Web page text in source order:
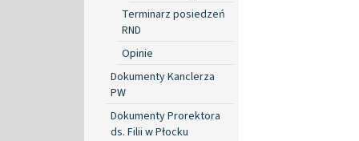
Terminarz posiedzeń
RND
Opinie
Dokumenty Kanclerza
PW
Dokumenty Prorektora
ds. Filii w Płocku